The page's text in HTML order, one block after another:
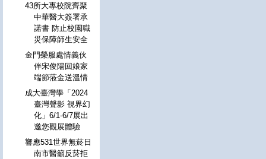
43所大專校院齊聚
中華醫大簽署承
諾書 防止校園職
災保障師生安全
金門榮服處情義伙
伴宋俊陽回娘家
端節蒞金送溫情
成大臺灣學「2024
臺灣聲影 視界幻
化」6/1-6/7展出
邀您觀展體驗
響應531世界無菸日
南市醫籲反菸拒